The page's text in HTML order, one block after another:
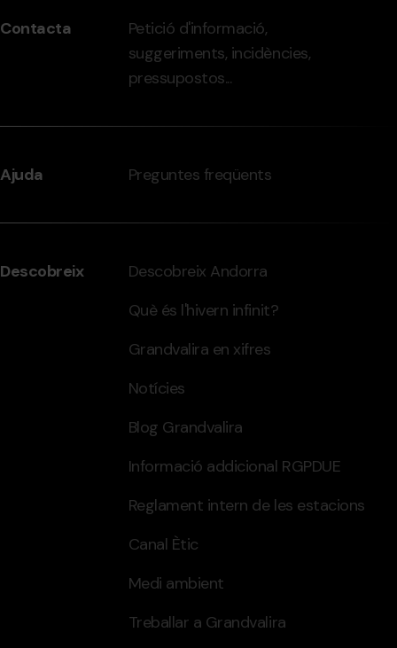
-
Contacta
Petició d'informació,
suggeriments, incidències,
pressupostos...
Ajuda Preguntes freqüents
Descobreix
Descobreix Andorra
Què és l'hivern infinit?
Grandvalira en xifres
Notícies
Blog Grandvalira
Informació addicional RGPDUE
Reglament intern de les estacions
Canal Ètic
Medi ambient
Treballar a Grandvalira